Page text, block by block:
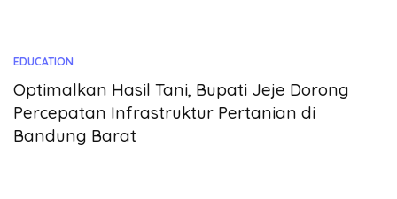
EDUCATION
Optimalkan Hasil Tani, Bupati Jeje Dorong
Percepatan Infrastruktur Pertanian di
Bandung Barat